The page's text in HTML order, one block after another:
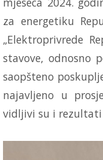
za energetiku
„Elektroprivrede
stavove, odnosno
saopšteno
najavljeno u
vidljivi su i